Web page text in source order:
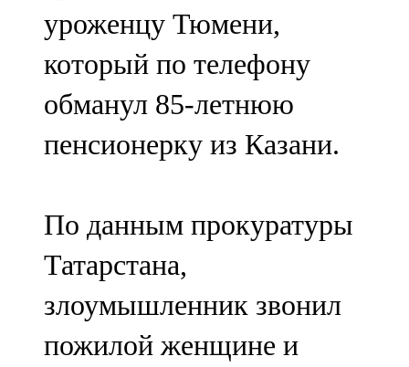
107,8 FM
Теләче
106,1 FM
Түбән Кама
Чирмешән
107,7 FM
Чистай
103,0 FM
уроженцу Тюмени,
который по телефону
обманул 85-летнюю
пенсионерку из Казани.
По данным прокуратуры
Татарстана,
злоумышленник звонил
пожилой женщине и